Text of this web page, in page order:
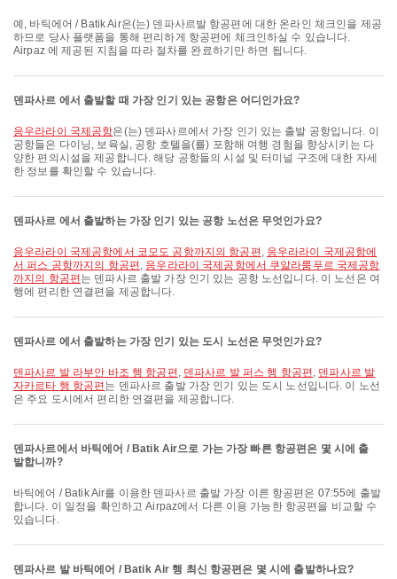
예, 바틱에어 / Batik Air은(는) 덴파사르발 항공편에 대한 온라인 체크인을 제공
하므로 당사 플랫폼을 통해 편리하게 항공편에 체크인하실 수 있습니다.
Airpaz 에 제공된 지침을 따라 절차를 완료하기만 하면 됩니다.
덴파사르 에서 출발할 때 가장 인기 있는 공항은 어디인가요?
응우라라이 국제공항은(는) 덴파사르에서 가장 인기 있는 출발 공항입니다. 이
공항들은 다이닝, 보육실, 공항 호텔을(를) 포함해 여행 경험을 향상시키는 다
양한 편의시설을 제공합니다. 해당 공항들의 시설 및 터미널 구조에 대한 자세
한 정보를 확인할 수 있습니다.
덴파사르 에서 출발하는 가장 인기 있는 공항 노선은 무엇인가요?
응우라라이 국제공항에서 코모도 공항까지의 항공편 , 응우라라이 국제공항에
서 퍼스 공항까지의 항공편 , 응우라라이 국제공항에서 쿠알라룸푸르 국제공항
까지의 항공편 는 덴파사르 출발 가장 인기 있는 공항 노선입니다. 이 노선은 여
행에 편리한 연결편을 제공합니다.
덴파사르 에서 출발하는 가장 인기 있는 도시 노선은 무엇인가요?
덴파사르 발 라부안 바조 행 항공편 , 덴파사르 발 퍼스 행 항공편 , 덴파사르 발
자카르타 행 항공편 는 덴파사르 출발 가장 인기 있는 도시 노선입니다. 이 노선
은 주요 도시에서 편리한 연결편을 제공합니다.
덴파사르에서 바틱에어 / Batik Air으로 가는 가장 빠른 항공편은 몇 시에 출
발합니까?
바틱에어 / Batik Air를 이용한 덴파사르 출발 가장 이른 항공편은 07:55에 출발
합니다. 이 일정을 확인하고 Airpaz에서 다른 이용 가능한 항공편을 비교할 수
있습니다.
덴파사르 발 바틱에어 / Batik Air 행 최신 항공편은 몇 시에 출발하나요?